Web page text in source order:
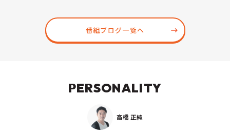
番組ブログ一覧へ
PERSONALITY
高橋 正純